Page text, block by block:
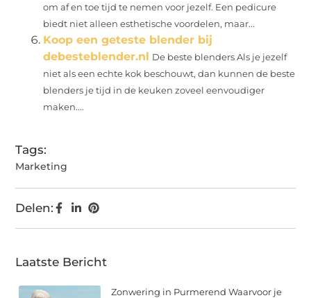
om af en toe tijd te nemen voor jezelf. Een pedicure
biedt niet alleen esthetische voordelen, maar...
Koop een geteste blender bij
debesteblender.nl De beste blenders Als je jezelf
niet als een echte kok beschouwt, dan kunnen de beste
blenders je tijd in de keuken zoveel eenvoudiger
maken....
Tags:
Marketing
Delen:
Laatste Bericht
Zonwering in Purmerend Waarvoor je